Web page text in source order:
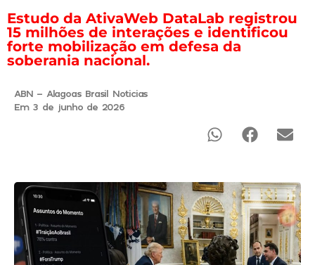
Estudo da AtivaWeb DataLab registrou
15 milhões de interações e identificou
forte mobilização em defesa da
soberania nacional.
ABN - Alagoas Brasil Noticias
Em 3 de junho de 2026